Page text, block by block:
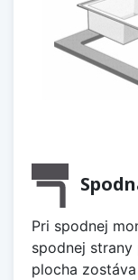
Pri spodnej
spodnej
plocha